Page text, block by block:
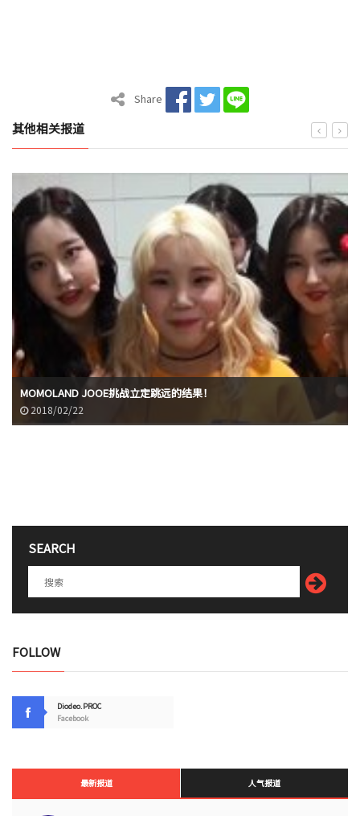
Share
其他相关报道
MOMOLAND JOOE挑战立定跳远的结果！
2018/02/22
SEARCH
FOLLOW
Diodeo.PROC
Facebook
最新报道 人气报道